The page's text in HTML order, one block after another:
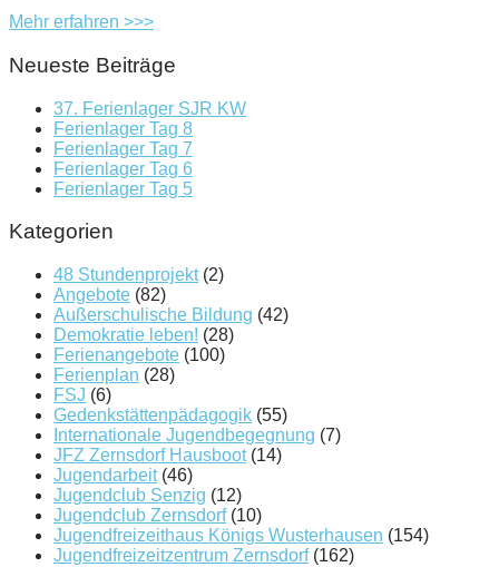
Mehr erfahren >>>
Neueste Beiträge
37. Ferienlager SJR KW
Ferienlager Tag 8
Ferienlager Tag 7
Ferienlager Tag 6
Ferienlager Tag 5
Kategorien
48 Stundenprojekt(2)
Angebote (82)
Außerschulische Bildung (42)
Demokratie leben! (28)
Ferienangebote (100)
Ferienplan (28)
FSJ (6)
Gedenkstättenpädagogik (55)
Internationale Jugendbegegnung (7)
JFZ Zernsdorf Hausboot(14)
Jugendarbeit(46)
Jugendclub Senzig (12)
Jugendclub Zernsdorf(10)
Jugendfreizeithaus Königs Wusterhausen (154)
Jugendfreizeitzentrum Zernsdorf(162)